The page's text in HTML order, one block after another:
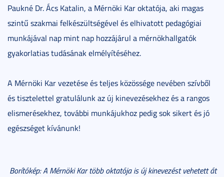
Paukné Dr. Ács Katalin, a Mérnöki Kar oktatója, aki magas
szintű szakmai felkészültségével és elhivatott pedagógiai
munkájával nap mint nap hozzájárul a mérnökhallgatók
gyakorlatias tudásának elmélyítéséhez.
A Mérnöki Kar vezetése és teljes közössége nevében szívből
és tisztelettel gratulálunk az új kinevezésekhez és a rangos
elismerésekhez, további munkájukhoz pedig sok sikert és jó
egészséget kívánunk!
Borítókép: A Mérnöki Kar több oktatója is új kinevezést vehetett át